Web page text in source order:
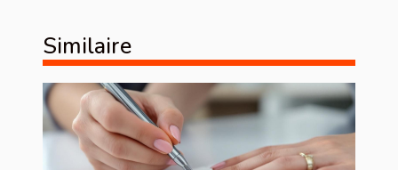
Similaire